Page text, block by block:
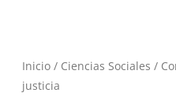
Inicio / Ciencias Sociales /
justicia
Conflicto
armado